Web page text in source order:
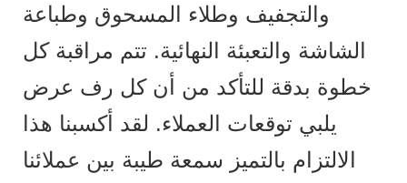
والتجفيف وطلاء المسحوق وطباعة
الشاشة والتعبئة النهائية. تتم مراقبة كل
خطوة بدقة للتأكد من أن كل رف عرض
يلبي توقعات العملاء. لقد أكسبنا هذا
الالتزام بالتميز سمعة طيبة بين عملائنا